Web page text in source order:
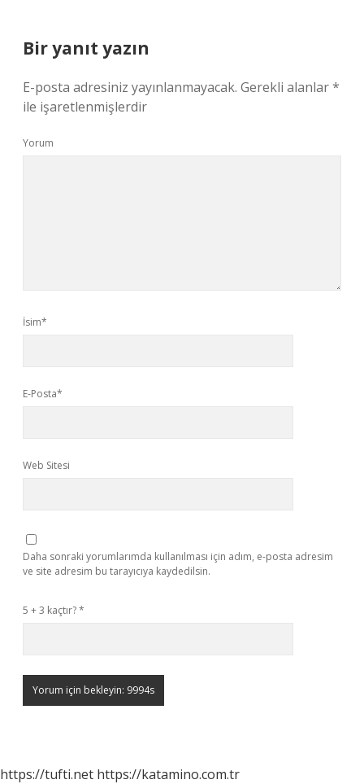
Bir yanıt yazın
E-posta adresiniz yayınlanmayacak. Gerekli alanlar*
ile işaretlenmişlerdir
Yorum
İsim*
E-Posta*
Web Sitesi
Daha sonraki yorumlarımda kullanılması için adım, e-posta adresim
ve site adresim bu tarayıcıya kaydedilsin.
5 + 3 kaçtır?*
https://tufti.net https://katamino.com.tr